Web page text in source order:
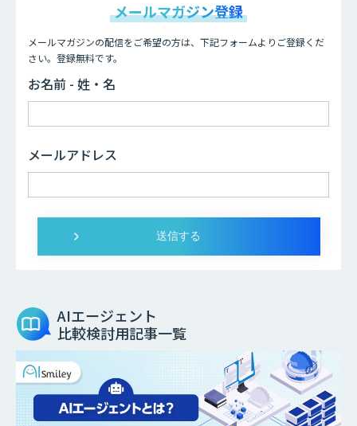
メールマガジン登録
メールマガジンの配信をご希望の方は、下記フォームよりご登録くだ
さい。登録無料です。
お名前 - 姓・名
メールアドレス
AIエージェント
比較検討用記事一覧